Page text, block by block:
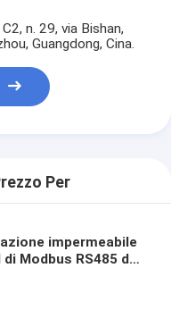
n. 29, via Bishan,
Guangdong, Cina.
Per
impermeabile
Modbus RS485 del